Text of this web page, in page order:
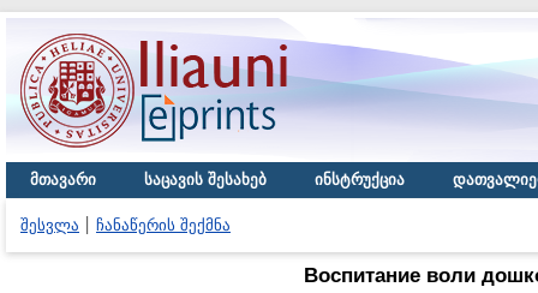
მთავარი საცავის შესახებ ინსტრუქცია
შესვლა ჩანაწერის შექმნა
Воспитание воли